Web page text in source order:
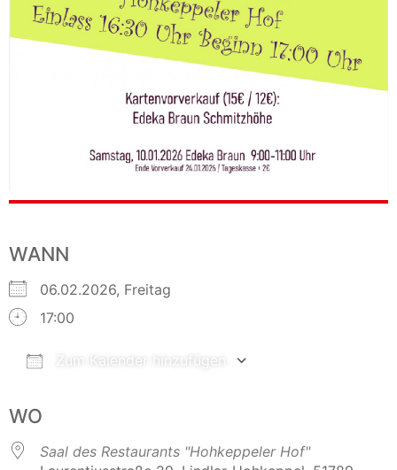
WANN
06.02.2026, Freitag
17:00
Zum Kalender hinzufügen
WO
Saal des Restaurants "Hohkeppeler Hof"